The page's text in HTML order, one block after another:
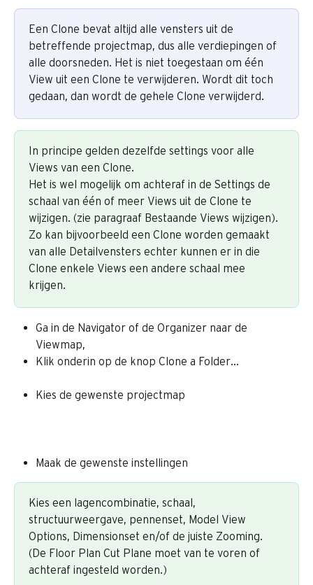
Een Clone bevat altijd alle vensters uit de
betreffende projectmap, dus alle verdiepingen of
alle doorsneden. Het is niet toegestaan om één
View uit een Clone te verwijderen. Wordt dit toch
gedaan, dan wordt de gehele Clone verwijderd.
In principe gelden dezelfde settings voor alle
Views van een Clone.
Het is wel mogelijk om achteraf in de Settings de
schaal van één of meer Views uit de Clone te
wijzigen. (zie paragraaf Bestaande Views wijzigen).
Zo kan bijvoorbeeld een Clone worden gemaakt
van alle Detailvensters echter kunnen er in die
Clone enkele Views een andere schaal mee
krijgen.
Ga in de Navigator of de Organizer naar de
Viewmap,
Klik onderin op de knop Clone a Folder…
Kies de gewenste projectmap
Maak de gewenste instellingen
Kies een lagencombinatie, schaal,
structuurweergave, pennenset, Model View
Options, Dimensionset en/of de juiste Zooming.
(De Floor Plan Cut Plane moet van te voren of
achteraf ingesteld worden.)